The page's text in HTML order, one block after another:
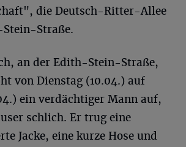
die Deutsch-Ritter-Allee
Straße.
an der Edith-Stein-Straße,
von Dienstag (10.04.) auf
ein verdächtiger Mann auf,
schlich. Er trug eine
Jacke, eine kurze Hose und